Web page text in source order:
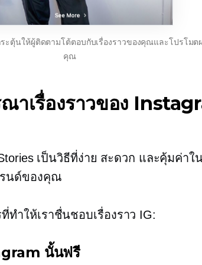
ระตุ้นให้ผู้ติดตามโต้ตอบกับเรื่องราวของคุณและโปรโม
คุณ
าเรื่องราวของ
เป็นวิธีที่ง่าย สะดวก และคุ้มค่าใ
นด์ของคุณ
ทำให้เราชื่นชอบเรื่องราว IG:
นั้นฟรี